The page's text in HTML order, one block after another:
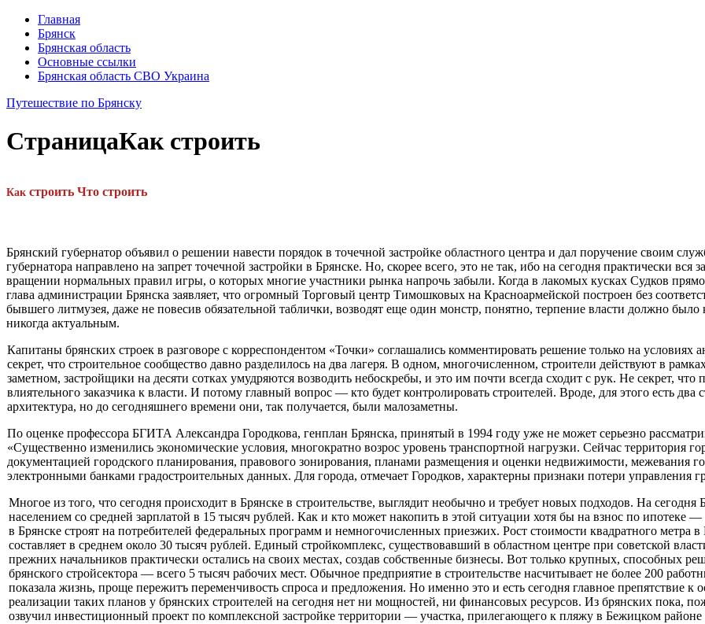
Главная
Брянск
Брянская область
Основные ссылки
Брянская область СВО Украина
Путешествие по Брянску
СтраницаКак строить
Как строить Что строить
Брянский губернатор объявил о решении навести порядок в точечной застройке областного центра и дал поручение своим
губернатора направлено на запрет точечной застройки в Брянске. Но, скорее всего, это не так, ибо на сегодня практически вся
вращении нормальных правил игры, о которых многие участни­ки рынка напрочь забыли. Когда в лакомых кусках Судков
гла­ва администрации Брянска за­являет, что огромный Торговый центр Тимошковых на Красноар­мейской построен без
бывшего литмузея, даже не повесив обязательной таблички, возводят еще один монстр, по­нятно, терпение власти должно было
никогда актуальным.
Капитаны брянских строек в разговоре с корреспондентом «Точки» соглашались коммен­тировать решение только на
секрет, что строитель­ное сообщество давно разде­лилось на два лагеря. В одном, многочисленном, строители действуют в
заметном, застройщики на десяти сотках умудряются возводить небоскре­бы, и это им почти всегда сходит с рук. Не секрет,
влиятельно­го заказчика к власти. И потому главный вопрос — кто будет кон­тролировать строителей. Вроде, для этого есть
архитекту­ра, но до сегодняшнего времени они, так получается, были мало­заметны.
По оценке профессора БГИТА Александра Городкова, генплан Брянска, принятый в 1994 году уже не может серьез­но
«Существенно изме­нились экономические условия, многократно возрос уровень транспортной нагрузки. Сейчас
документацией городского планирования, пра­вового зонирования, планами размещения и оценки недви­жимости, межевания
электронными банками градостроительных данных. Для города, отмечает Городков, характерны признаки потери управления
Многое из того, что сегодня происходит в Брянске в строи­тельстве, выглядит необычно и требует новых подходов. На
населением со средней зарплатой в 15 тысяч рублей. Как и кто может накопить в этой си­туации хотя бы на взнос по ипо­теке
в Брянске строят на потре­бителей федеральных программ и немногочисленных приезжих. Рост стоимости квадратного ме­тра
составляет в среднем около 30 тысяч рублей. Единый стройкомплекс, существовавший в областном центре при советской
прежних начальников практи­чески остались на своих местах, создав собственные бизнесы. Вот только крупных, способных
брянского стройсектора — всего 5 тысяч рабочих мест. Обычное предприятие в строи­тельстве насчитывает не более 200
показала жизнь, проще пережитъ переменчивость спроса и предложения. Но именно это и есть сегодня главное препят­ствие
реализации таких планов у брянских строителей на сегодня нет ни мощностей, ни финансо­вых ресурсов. Из брянских пока,
озвучил инвестиционный проект по комплексной застрой­ке территории — участка, при­легающего к пляжу в Бежицком районе